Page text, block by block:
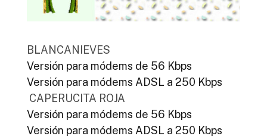
BLANCANIEVES
Versión para módems de 56 Kbps
Versión para módems ADSL a 250 Kbps
CAPERUCITA ROJA
Versión para módems de 56 Kbps
Versión para módems ADSL a 250 Kbps